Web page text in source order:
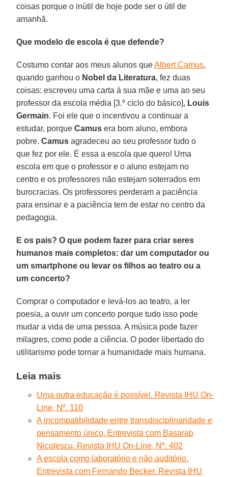
coisas porque o inútil de hoje pode ser o útil de
amanhã.
Que modelo de escola é que defende?
Costumo contar aos meus alunos queAlbert Camus,
quando ganhou o Nobel da Literatura, fez duas
coisas: escreveu uma carta à sua mãe e uma ao seu
professor da escola média [3.º ciclo do básico], Louis
Germain. Foi ele que o incentivou a continuar a
estudar, porqueCamus era bom aluno, embora
pobre.Camus agradeceu ao seu professor tudo o
que fez por ele. É essa a escola que quero! Uma
escola em que o professor e o aluno estejam no
centro e os professores não estejam soterrados em
burocracias. Os professores perderam a paciência
para ensinar e a paciência tem de estar no centro da
pedagogia.
E os pais? O que podem fazer para criar seres
humanos mais completos: dar um computador ou
um smartphone ou levar os filhos ao teatro ou a
um concerto?
Comprar o computador e levá-los ao teatro, a ler
poesia, a ouvir um concerto porque tudo isso pode
mudar a vida de uma pessoa. A música pode fazer
milagres, como pode a ciência. O poder libertado do
utilitarismo pode tornar a humanidade mais humana.
Leia mais
Uma outra educação é possível. Revista IHU On-
Line, Nº. 110
A incompatibilidade entre transdisciplinaridade e
pensamento único. Entrevista com Basarab
Nicolescu. Revista IHU On-Line, Nº. 402
A escola como laboratório e não auditório.
Entrevista com Fernando Becker. Revista IHU